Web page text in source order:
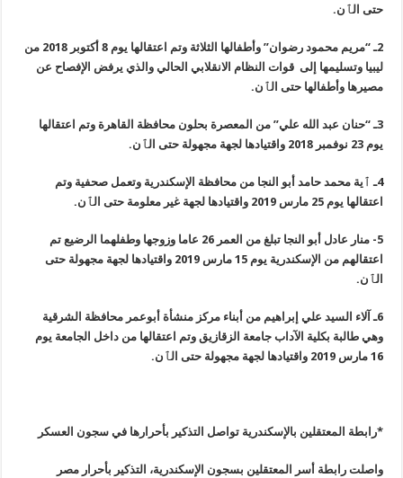
حتى الٱن.
2ـ “مريم محمود رضوان” وأطفالها الثلاثة وتم اعتقالها يوم 8 أكتوبر 2018 من
ليبيا وتسليمها إلى قوات النظام الانقلابي الحالي والذي يرفض الإفصاح عن
مصيرها وأطفالها حتى الٱن.
3ـ “حنان عبد الله علي” من المعصرة بحلون محافظة القاهرة وتم اعتقالها
يوم 23 نوفمبر 2018 واقتيادها لجهة مجهولة حتى الٱن.
4ـ ٱية محمد حامد أبو النجا من محافظة الإسكندرية وتعمل صحفية وتم
اعتقالها يوم 25 مارس 2019 واقتيادها لجهة غير معلومة حتى الٱن.
5- منار عادل أبو النجا تبلغ من العمر 26 عاما وزوجها وطفلهما الرضيع تم
اعتقالهم من الإسكندرية يوم 15 مارس 2019 واقتيادها لجهة مجهولة حتى
الٱن.
6ـ آلاء السيد علي إبراهيم من أبناء مركز منشأة أبوعمر محافظة الشرقية
وهي طالبة بكلية الآداب جامعة الزقازيق وتم اعتقالها من داخل الجامعة يوم
16 مارس 2019 واقتيادها لجهة مجهولة حتى الٱن.
*رابطة المعتقلين بالإسكندرية تواصل التذكير بأحرارها في سجون العسكر
واصلت رابطة أسر المعتقلين بسجون الإسكندرية، التذكير بأحرار مصر